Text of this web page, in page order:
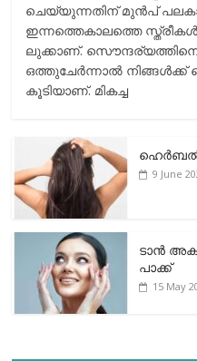
ചെയ്യുന്നതിന് മുന്‍പ്
ഇന്നത്തെകാലത്തെ
ലുക്കാണ്.
ഒത്തുചേര്‍ന്നാല്‍
കൂടിയാണ്. മികച്ച
ഹെര്‍ബല്‍
9 June
ടാന്‍
പാക്ക്
15 May